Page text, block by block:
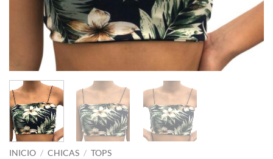
INICIO / CHICAS / TOPS